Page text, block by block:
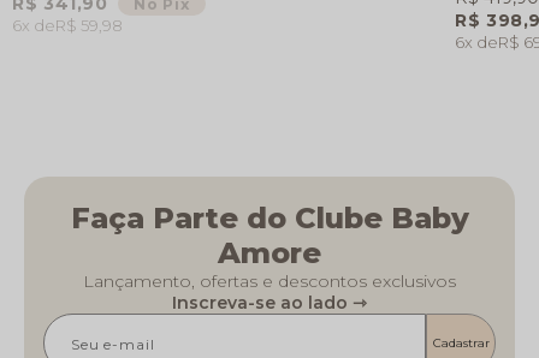
No Pix
6x R$ 59,98 R$
6x R$
Faça Parte do Clube Baby
Amore
Lançamento, ofertas e descontos exclusivos
Inscreva-se ao lado ⇾
Cadastrar